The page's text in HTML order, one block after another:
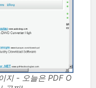
지 - 오늘은 PDF O